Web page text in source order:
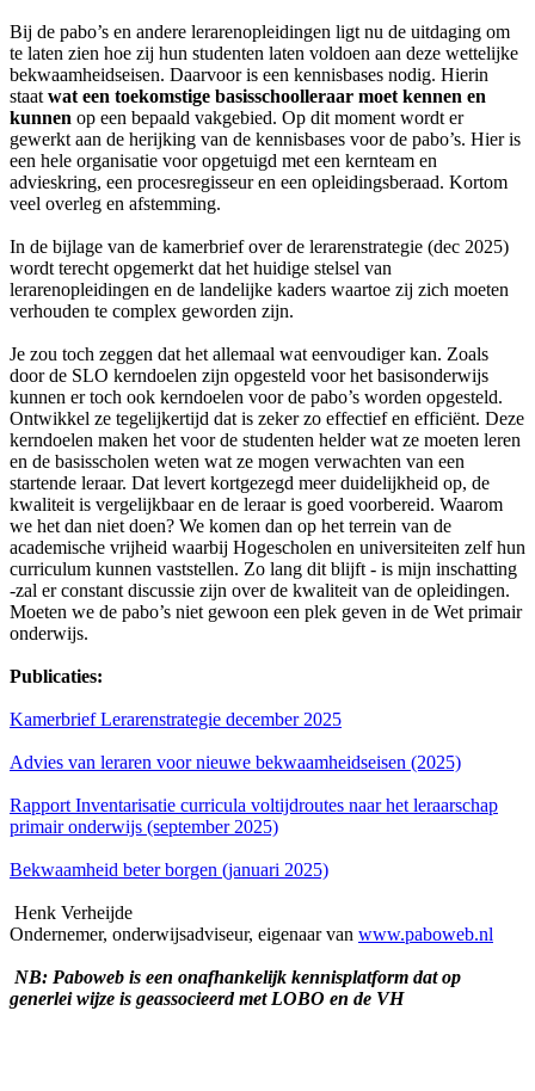
Bij de pabo’s en andere lerarenopleidingen ligt nu de uitdaging om
te laten zien hoe zij hun studenten laten voldoen aan deze wettelijke
bekwaamheidseisen. Daarvoor is een kennisbases nodig. Hierin
staat wat een toekomstige basisschoolleraar moet kennen en
kunnen op een bepaald vakgebied. Op dit moment wordt er
gewerkt aan de herijking van de kennisbases voor de pabo’s. Hier is
een hele organisatie voor opgetuigd met een kernteam en
advieskring, een procesregisseur en een opleidingsberaad. Kortom
veel overleg en afstemming.
In de bijlage van de kamerbrief over de lerarenstrategie (dec 2025)
wordt terecht opgemerkt dat het huidige stelsel van
lerarenopleidingen en de landelijke kaders waartoe zij zich moeten
verhouden te complex geworden zijn.
Je zou toch zeggen dat het allemaal wat eenvoudiger kan. Zoals
door de SLO kerndoelen zijn opgesteld voor het basisonderwijs
kunnen er toch ook kerndoelen voor de pabo’s worden opgesteld.
Ontwikkel ze tegelijkertijd dat is zeker zo effectief en efficiënt. Deze
kerndoelen maken het voor de studenten helder wat ze moeten leren
en de basisscholen weten wat ze mogen verwachten van een
startende leraar. Dat levert kortgezegd meer duidelijkheid op, de
kwaliteit is vergelijkbaar en de leraar is goed voorbereid. Waarom
we het dan niet doen? We komen dan op het terrein van de
academische vrijheid waarbij Hogescholen en universiteiten zelf hun
curriculum kunnen vaststellen. Zo lang dit blijft - is mijn inschatting
-zal er constant discussie zijn over de kwaliteit van de opleidingen.
Moeten we de pabo’s niet gewoon een plek geven in de Wet primair
onderwijs.
Publicaties:
Kamerbrief Lerarenstrategie december 2025
Advies van leraren voor nieuwe bekwaamheidseisen (2025)
Rapport Inventarisatie curricula voltijdroutes naar het leraarschap
primair onderwijs (september 2025)
Bekwaamheid beter borgen (januari 2025)
Henk Verheijde
Ondernemer, onderwijsadviseur, eigenaar van www.paboweb.nl
NB: Paboweb is een onafhankelijk kennisplatform dat op
generlei wijze is geassocieerd met LOBO en de VH